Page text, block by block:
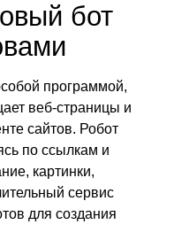
бот
программой,
веб-страницы и
сайтов. Робот
по ссылкам и
картинки,
сервис
для создания